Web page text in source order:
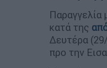
Παραγγελία
κατά της
Δευτέρα
προ την